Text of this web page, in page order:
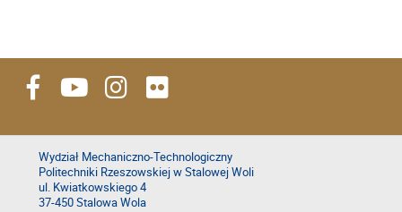
Wydział Mechaniczno-Technologiczny
Politechniki Rzeszowskiej w Stalowej Woli
ul. Kwiatkowskiego 4
37-450 Stalowa Wola